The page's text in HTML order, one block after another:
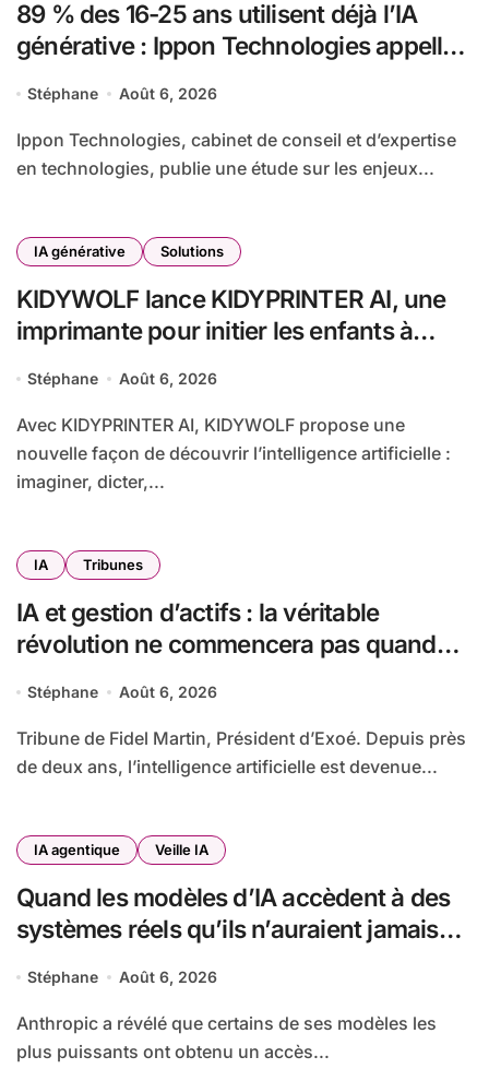
89 % des 16-25 ans utilisent déjà l’IA
générative : Ippon Technologies appelle
Stéphane Août 6, 2026
Ippon Technologies, cabinet de conseil et d’expertise
en technologies, publie une étude sur les enjeux...
IA générative Solutions
KIDYWOLF lance KIDYPRINTER AI, une
imprimante pour initier les enfants à
Stéphane Août 6, 2026
Avec KIDYPRINTER AI, KIDYWOLF propose une
nouvelle façon de découvrir l’intelligence artificielle :
imaginer, dicter,...
IA Tribunes
IA et gestion d’actifs : la véritable
révolution ne commencera pas quand
Stéphane Août 6, 2026
Tribune de Fidel Martin, Président d’Exoé. Depuis près
de deux ans, l’intelligence artificielle est devenue...
IA agentique Veille IA
Quand les modèles d’IA accèdent à des
systèmes réels qu’ils n’auraient jamais
Stéphane Août 6, 2026
Anthropic a révélé que certains de ses modèles les
plus puissants ont obtenu un accès...